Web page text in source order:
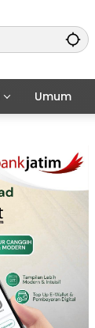
Umum